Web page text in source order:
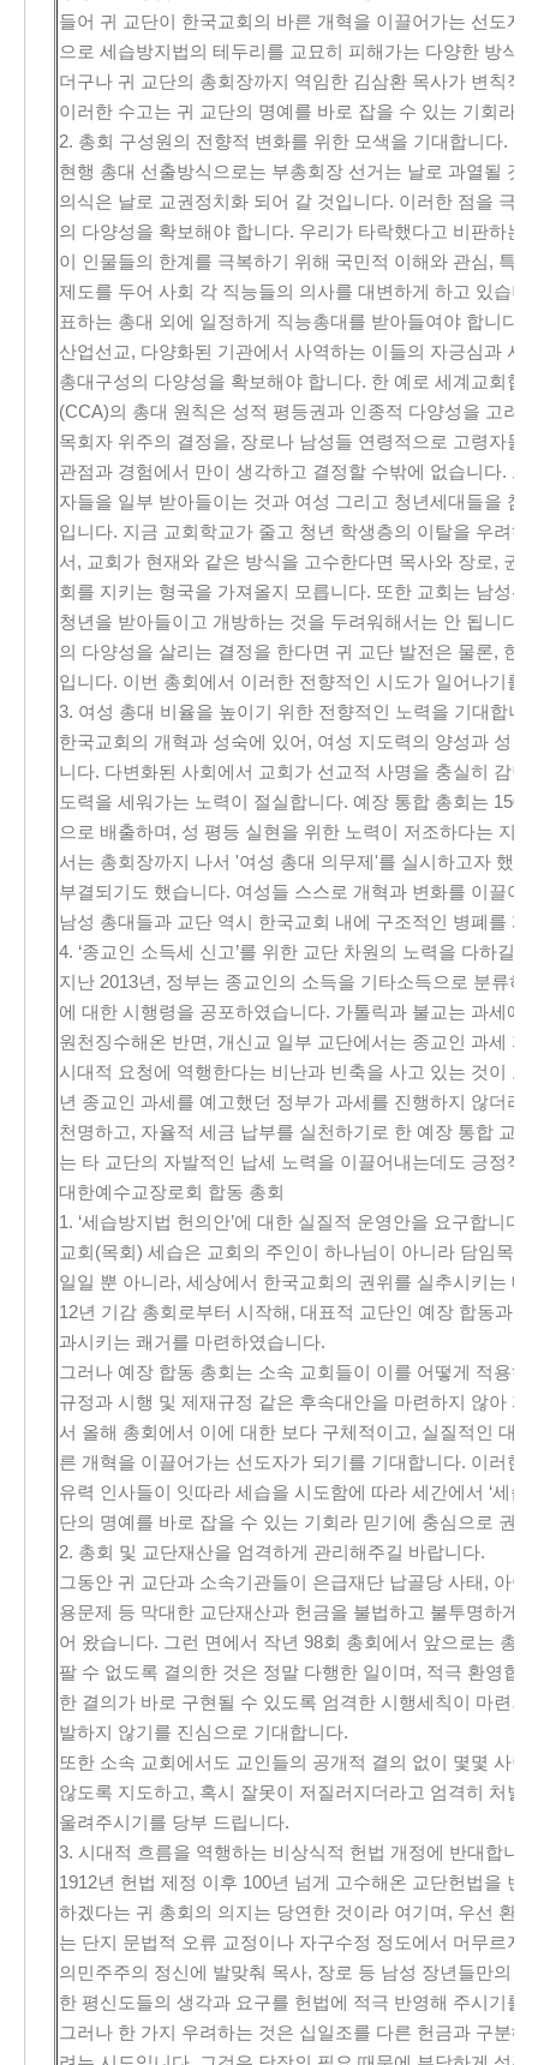
들어 귀 교단이 한국교회의 바른 개혁을 이끌어가는 선도자
으로 세습방지법의 테두리를 교묘히 피해가는 다양한 방식
더구나 귀 교단의 총회장까지 역임한 김삼환 목사가 변칙적
이러한 수고는 귀 교단의 명예를 바로 잡을 수 있는 기회라
2. 총회 구성원의 전향적 변화를 위한 모색을 기대합니다.
현행 총대 선출방식으로는 부총회장 선거는 날로 과열될 것
의식은 날로 교권정치화 되어 갈 것입니다. 이러한 점을 극
의 다양성을 확보해야 합니다. 우리가 타락했다고 비판하는
이 인물들의 한계를 극복하기 위해 국민적 이해와 관심, 특
제도를 두어 사회 각 직능들의 의사를 대변하게 하고 있습
표하는 총대 외에 일정하게 직능총대를 받아들여야 합니다.
산업선교, 다양화된 기관에서 사역하는 이들의 자긍심과 사
총대구성의 다양성을 확보해야 합니다. 한 예로 세계교회협
(CCA)의 총대 원칙은 성적 평등권과 인종적 다양성을 고려
목회자 위주의 결정을, 장로나 남성들 연령적으로 고령자들
관점과 경험에서 만이 생각하고 결정할 수밖에 없습니다.
자들을 일부 받아들이는 것과 여성 그리고 청년세대들을 참
입니다. 지금 교회학교가 줄고 청년 학생층의 이탈을 우려
서, 교회가 현재와 같은 방식을 고수한다면 목사와 장로, 권
회를 지키는 형국을 가져올지 모릅니다. 또한 교회는 남성
청년을 받아들이고 개방하는 것을 두려워해서는 안 됩니다.
의 다양성을 살리는 결정을 한다면 귀 교단 발전은 물론, 한
입니다. 이번 총회에서 이러한 전향적인 시도가 일어나기를
3. 여성 총대 비율을 높이기 위한 전향적인 노력을 기대합니
한국교회의 개혁과 성숙에 있어, 여성 지도력의 양성과 성
니다. 다변화된 사회에서 교회가 선교적 사명을 충실히 감
도력을 세워가는 노력이 절실합니다. 예장 통합 총회는
으로 배출하며, 성 평등 실현을 위한 노력이 저조하다는 지
서는 총회장까지 나서 '여성 총대 의무제'를 실시하고자 했
부결되기도 했습니다. 여성들 스스로 개혁과 변화를 이끌어
남성 총대들과 교단 역시 한국교회 내에 구조적인 병폐를
4. ‘종교인 소득세 신고’를 위한 교단 차원의 노력을 다하길
지난 2013년, 정부는 종교인의 소득을 기타소득으로 분류하
에 대한 시행령을 공포하였습니다. 가톨릭과 불교는 과세에
원천징수해온 반면, 개신교 일부 교단에서는 종교인 과세
시대적 요청에 역행한다는 비난과 빈축을 사고 있는 것이
년 종교인 과세를 예고했던 정부가 과세를 진행하지 않더라
천명하고, 자율적 세금 납부를 실천하기로 한 예장 통합 교
는 타 교단의 자발적인 납세 노력을 이끌어내는데도 긍정적
대한예수교장로회 합동 총회
1. ‘세습방지법 헌의안’에 대한 실질적 운영안을 요구합니다.
교회(목회) 세습은 교회의 주인이 하나님이 아니라 담임목
일일 뿐 아니라, 세상에서 한국교회의 권위를 실추시키는
12년 기감 총회로부터 시작해, 대표적 교단인 예장 합동과
과시키는 쾌거를 마련하였습니다.
그러나 예장 합동 총회는 소속 교회들이 이를 어떻게 적용
규정과 시행 및 제재규정 같은 후속대안을 마련하지 않아
서 올해 총회에서 이에 대한 보다 구체적이고, 실질적인 대
른 개혁을 이끌어가는 선도자가 되기를 기대합니다. 이러한
유력 인사들이 잇따라 세습을 시도함에 따라 세간에서 ‘세습
단의 명예를 바로 잡을 수 있는 기회라 믿기에 충심으로 권
2. 총회 및 교단재산을 엄격하게 관리해주길 바랍니다.
그동안 귀 교단과 소속기관들이 은급재단 납골당 사태, 아
용문제 등 막대한 교단재산과 헌금을 불법하고 불투명하게
어 왔습니다. 그런 면에서 작년 98회 총회에서 앞으로는 총
팔 수 없도록 결의한 것은 정말 다행한 일이며, 적극 환영합
한 결의가 바로 구현될 수 있도록 엄격한 시행세칙이 마련
발하지 않기를 진심으로 기대합니다.
또한 소속 교회에서도 교인들의 공개적 결의 없이 몇몇 사
않도록 지도하고, 혹시 잘못이 저질러지더라고 엄격히 처벌
울려주시기를 당부 드립니다.
3. 시대적 흐름을 역행하는 비상식적 헌법 개정에 반대합니
1912년 헌법 제정 이후 100년 넘게 고수해온 교단헌법을 변
하겠다는 귀 총회의 의지는 당연한 것이라 여기며, 우선 환
는 단지 문법적 오류 교정이나 자구수정 정도에서 머무르지
의민주주의 정신에 발맞춰 목사, 장로 등 남성 장년들만의
한 평신도들의 생각과 요구를 헌법에 적극 반영해 주시기를
그러나 한 가지 우려하는 것은 십일조를 다른 헌금과 구분